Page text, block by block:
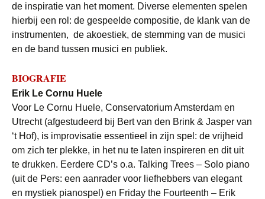
de inspiratie van het moment. Diverse elementen spelen
hierbij een rol: de gespeelde compositie, de klank van de
instrumenten, de akoestiek, de stemming van de musici
en de band tussen musici en publiek.
BIOGRAFIE
Erik Le Cornu Huele
Voor Le Cornu Huele, Conservatorium Amsterdam en
Utrecht (afgestudeerd bij Bert van den Brink & Jasper van
‘t Hof), is improvisatie essentieel in zijn spel: de vrijheid
om zich ter plekke, in het nu te laten inspireren en dit uit
te drukken. Eerdere CD’s o.a. Talking Trees – Solo piano
(uit de Pers: een aanrader voor liefhebbers van elegant
en mystiek pianospel) en Friday the Fourteenth – Erik